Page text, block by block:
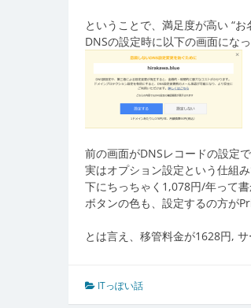
ということで、満足度が高い “お
DNSの設定時に以下の画面にな
前の画面がDNSレコードの設定
実はオプション設定という仕組み
下にちっちゃく1,078円/年って
ボタンの色も、設定するの方が
とは言え、移管料金が1628円,
ITっぽい話